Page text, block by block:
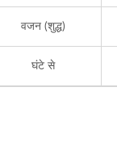
वजन (शुद्ध)
घंटे से